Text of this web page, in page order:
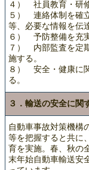
４） 社員教育・研
５） 連絡体制を確
等、必要な情報を伝
６） 予防整備を充
７） 内部監査を定
施する。
８） 安全・健康に
る。
３．輸送の安全に関
自動車事故対策機構
等を把握すると共に
育を実施。春、秋の
末年始自動車輸送安